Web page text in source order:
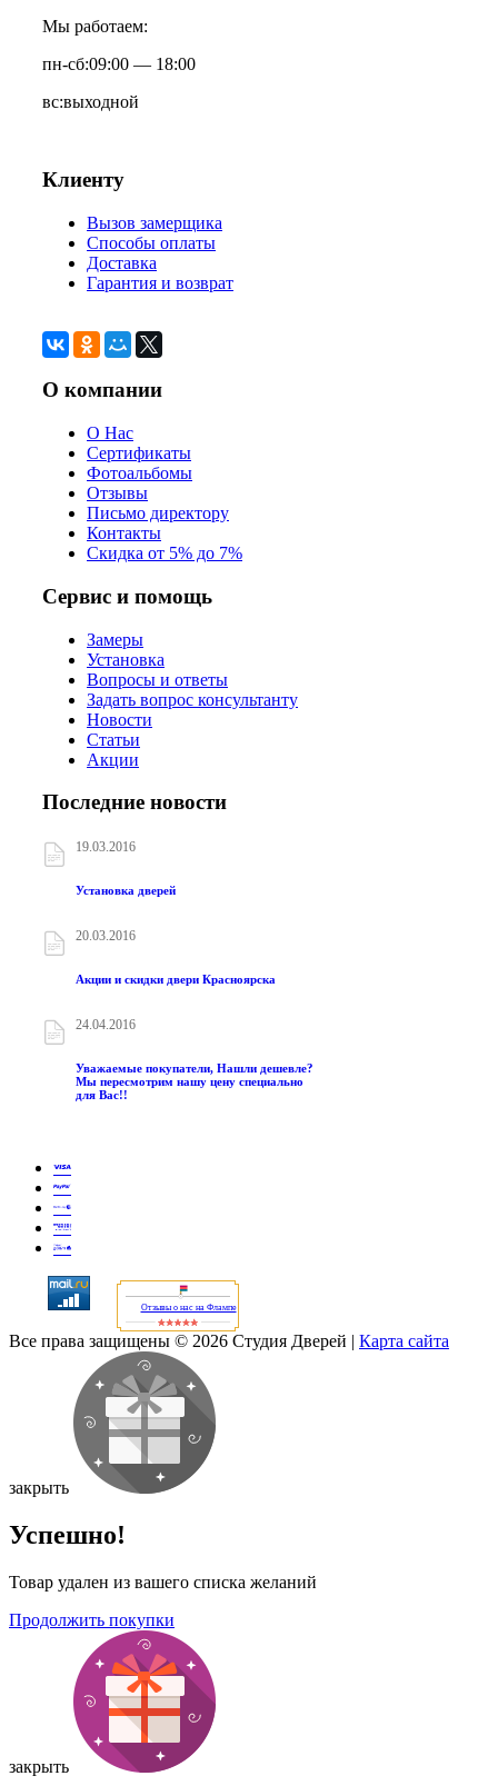
Мы работаем:
пн-сб:09:00 — 18:00
вс:выходной
Клиенту
Вызов замерщика
Способы оплаты
Доставка
Гарантия и возврат
О компании
О Нас
Сертификаты
Фотоальбомы
Отзывы
Письмо директору
Контакты
Скидка от 5% до 7%
Сервис и помощь
Замеры
Установка
Вопросы и ответы
Задать вопрос консультанту
Новости
Статьи
Акции
Последние новости
19.03.2016
Установка дверей
20.03.2016
Акции и скидки двери Красноярска
24.04.2016
Уважаемые покупатели, Нашли дешевле?
Мы пересмотрим нашу цену специально
для Вас!!
Отзывы о нас на Флампе
Все права защищены © 2026 Студия Дверей | Карта сайта
закрыть
Успешно!
Товар удален из вашего списка желаний
Продолжить покупки
закрыть